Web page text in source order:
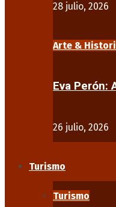
28 julio, 2026
Arte &
Eva Perón:
26 julio, 2026
Turismo
Turismo